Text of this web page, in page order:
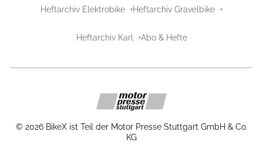
Heftarchiv Elektrobike Heftarchiv Gravelbike
Heftarchiv Karl Abo & Hefte
© 2026 BikeX ist Teil der Motor Presse Stuttgart GmbH & Co.
KG